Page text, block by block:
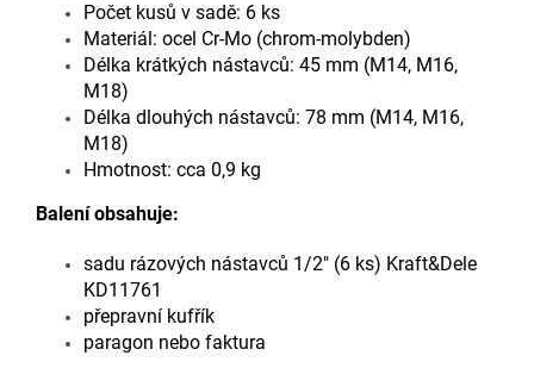
Počet kusů v sadě: 6 ks
Materiál: ocel Cr-Mo (chrom-molybden)
Délka krátkých nástavců: 45 mm (M14, M16,
M18)
Délka dlouhých nástavců: 78 mm (M14, M16,
M18)
Hmotnost: cca 0,9 kg
Balení obsahuje:
sadu rázových nástavců 1/2" (6 ks) Kraft&Dele
KD11761
přepravní kufřík
paragon nebo faktura